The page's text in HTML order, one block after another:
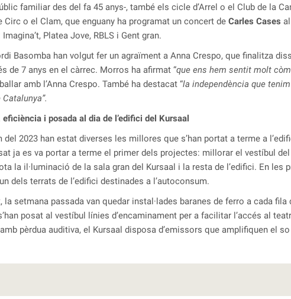
familiar des del fa 45 anys-, també els cicle d’Arrel o el Club de la
Circ o el Clam, que enguany ha programat un concert de Carles Cases
Platea Jove, RBLS i Gent gran.
Basomba han volgut fer un agraïment a Anna Crespo, que finalitza
de 7 anys en el càrrec. Morros ha afirmat “que ens hem sentit molt
amb l’Anna Crespo. També ha destacat “la independència que
i posada al dia de l’edifici del Kursaal
2023 han estat diverses les millores que s’han portat a terme a
ja es va portar a terme el primer dels projectes: millorar el vestíbul
la il·luminació de la sala gran del Kursaal i la resta de l’edifici. En
dels terrats de l’edifici destinades a l’autoconsum.
setmana passada van quedar instal·lades baranes de ferro a cada
posat al vestíbul línies d’encaminament per a facilitar l’accés al
pèrdua auditiva, el Kursaal disposa d’emissors que amplifiquen el